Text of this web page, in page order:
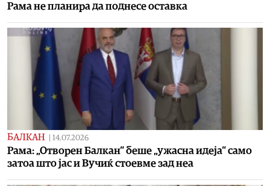
Рама не планира да поднесе оставка
БАЛКАН 14.07.2026
Рама: „Отворен Балкан“ беше „ужасна идеја“ само
затоа што јас и Вучиќ стоевме зад неа